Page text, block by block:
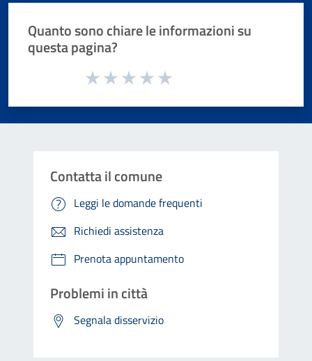
Quanto sono chiare le informazioni su
questa pagina?
Valuta da 1 a 5 stelle la pagina
Contatta il comune
Leggi le domande frequenti
Richiedi assistenza
Prenota appuntamento
Problemi in città
Segnala disservizio